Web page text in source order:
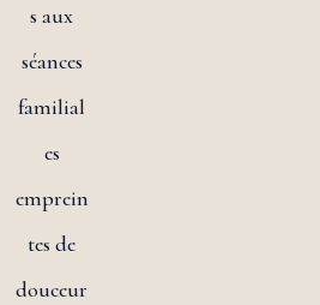
s aux
séances
familial
es
emprein
tes de
douceur